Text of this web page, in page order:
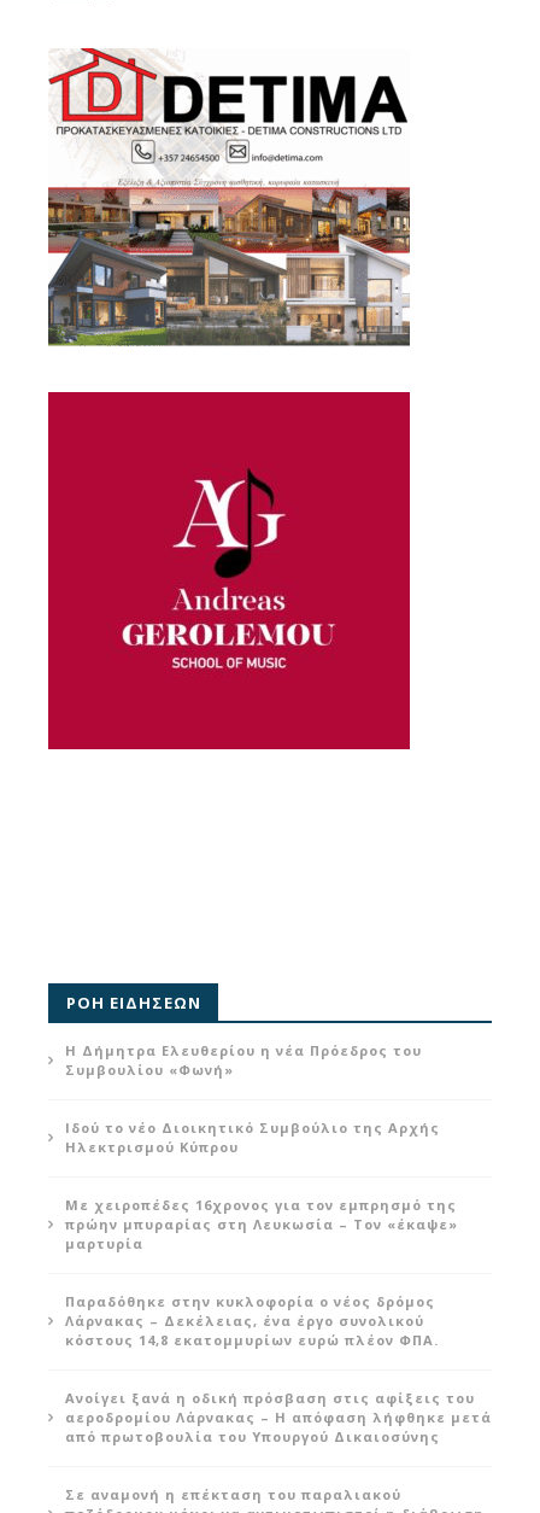
ΡΟΗ ΕΙΔΗΣΕΩΝ
Η Δήμητρα Ελευθερίου η νέα Πρόεδρος του
Συμβουλίου «Φωνή»
Ιδού το νέο Διοικητικό Συμβούλιο της Αρχής
Ηλεκτρισμού Κύπρου
Με χειροπέδες 16χρονος για τον εμπρησμό της
πρώην μπυραρίας στη Λευκωσία – Τον «έκαψε»
μαρτυρία
Παραδόθηκε στην κυκλοφορία ο νέος δρόμος
Λάρνακας – Δεκέλειας, ένα έργο συνολικού
κόστους 14,8 εκατομμυρίων ευρώ πλέον ΦΠΑ.
Ανοίγει ξανά η οδική πρόσβαση στις αφίξεις του
αεροδρομίου Λάρνακας – Η απόφαση λήφθηκε μετά
από πρωτοβουλία του Υπουργού Δικαιοσύνης
Σε αναμονή η επέκταση του παραλιακού